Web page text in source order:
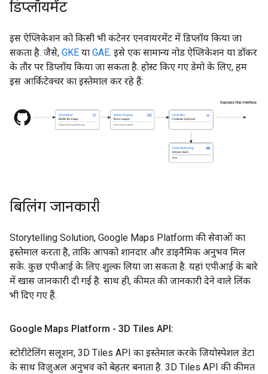
डिप्लॉयमेंट
इस ऐप्लिकेशन को किसी भी कंटेनर एनवायरमेंट में डिप्लॉय किया जा
सकता है. जैसे, GKE या GAE. इसे एक सामान्य नोड ऐप्लिकेशन या डॉकर
के तौर पर डिप्लॉय किया जा सकता है. होस्ट किए गए डेमो के लिए, हम
इस आर्किटेक्चर का इस्तेमाल कर रहे हैं:
बिलिंग जानकारी
Storytelling Solution, Google Maps Platform की सेवाओं का
इस्तेमाल करता है, ताकि आपको शानदार और डाइनैमिक अनुभव मिल
सके. कुछ एपीआई के लिए शुल्क लिया जा सकता है. यहां एपीआई के बारे
में खास जानकारी दी गई है. साथ ही, कीमत की जानकारी देने वाले लिंक
भी दिए गए हैं.
Google Maps Platform - 3D Tiles API:
स्टोरीटेलिंग सलूशन, 3D Tiles API का इस्तेमाल करके जियोस्पेशल डेटा
के साथ विज़ुअल अनुभव को बेहतर बनाता है. 3D Tiles API की कीमत